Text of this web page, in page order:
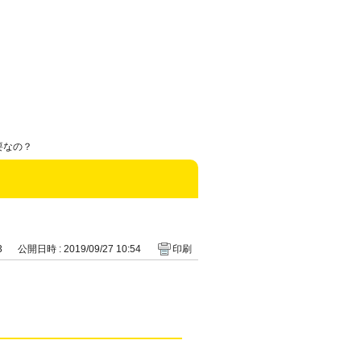
の？
公開日時 : 2019/09/27 10:54 印刷